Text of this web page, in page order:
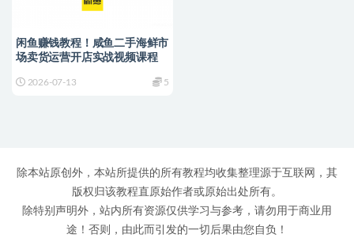
闲鱼赚钱教程！咸鱼二手海鲜市
场卖货运营开店实战视频课程
2026-07-13 5
除本站原创外，本站所提供的所有教程均收集整理源于互联网，其
版权归该教程直原始作者或原始出处所有。
除特别声明外，站内所有资源仅供学习与参考，请勿用于商业用
途！否则，由此而引发的一切后果由您自负！